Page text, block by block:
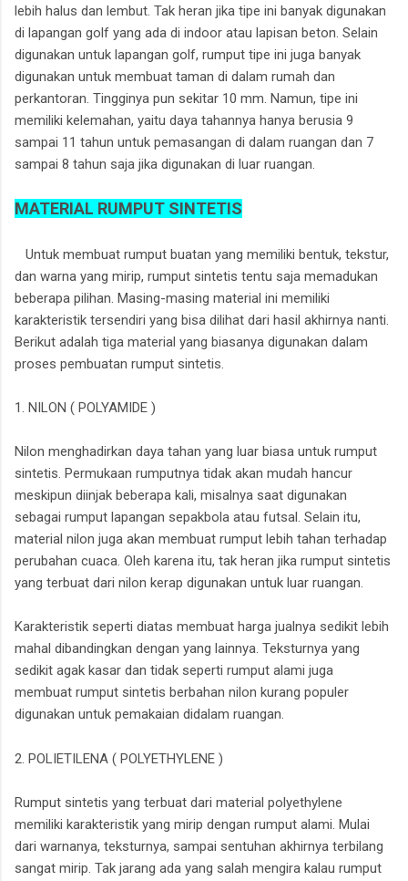
lebih halus dan lembut. Tak heran jika tipe ini banyak digunakan
di lapangan golf yang ada di indoor atau lapisan beton. Selain
digunakan untuk lapangan golf, rumput tipe ini juga banyak
digunakan untuk membuat taman di dalam rumah dan
perkantoran. Tingginya pun sekitar 10 mm. Namun, tipe ini
memiliki kelemahan, yaitu daya tahannya hanya berusia 9
sampai 11 tahun untuk pemasangan di dalam ruangan dan 7
sampai 8 tahun saja jika digunakan di luar ruangan.
MATERIAL RUMPUT SINTETIS
Untuk membuat rumput buatan yang memiliki bentuk, tekstur,
dan warna yang mirip, rumput sintetis tentu saja memadukan
beberapa pilihan. Masing-masing material ini memiliki
karakteristik tersendiri yang bisa dilihat dari hasil akhirnya nanti.
Berikut adalah tiga material yang biasanya digunakan dalam
proses pembuatan rumput sintetis.
1. NILON ( POLYAMIDE )
Nilon menghadirkan daya tahan yang luar biasa untuk rumput
sintetis. Permukaan rumputnya tidak akan mudah hancur
meskipun diinjak beberapa kali, misalnya saat digunakan
sebagai rumput lapangan sepakbola atau futsal. Selain itu,
material nilon juga akan membuat rumput lebih tahan terhadap
perubahan cuaca. Oleh karena itu, tak heran jika rumput sintetis
yang terbuat dari nilon kerap digunakan untuk luar ruangan.
Karakteristik seperti diatas membuat harga jualnya sedikit lebih
mahal dibandingkan dengan yang lainnya. Teksturnya yang
sedikit agak kasar dan tidak seperti rumput alami juga
membuat rumput sintetis berbahan nilon kurang populer
digunakan untuk pemakaian didalam ruangan.
2. POLIETILENA ( POLYETHYLENE )
Rumput sintetis yang terbuat dari material polyethylene
memiliki karakteristik yang mirip dengan rumput alami. Mulai
dari warnanya, teksturnya, sampai sentuhan akhirnya terbilang
sangat mirip. Tak jarang ada yang salah mengira kalau rumput